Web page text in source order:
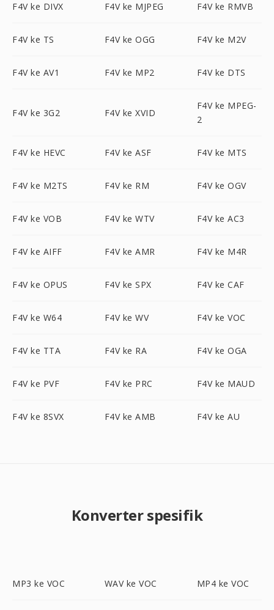
F4V ke DIVX F4V ke MJPEG F4V ke RMVB
F4V ke TS F4V ke OGG F4V ke M2V
F4V ke AV1 F4V ke MP2 F4V ke DTS
F4V ke 3G2 F4V ke XVID
F4V ke MPEG-
2
F4V ke HEVC F4V ke ASF F4V ke MTS
F4V ke M2TS F4V ke RM F4V ke OGV
F4V ke VOB F4V ke WTV F4V ke AC3
F4V ke AIFF F4V ke AMR F4V ke M4R
F4V ke OPUS F4V ke SPX F4V ke CAF
F4V ke W64 F4V ke WV F4V ke VOC
F4V ke TTA F4V ke RA F4V ke OGA
F4V ke PVF F4V ke PRC F4V ke MAUD
F4V ke 8SVX F4V ke AMB F4V ke AU
Konverter spesifik
MP3 ke VOC WAV ke VOC MP4 ke VOC